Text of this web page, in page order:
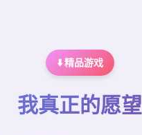
⬇️ 精品游戏
我真正的愿望